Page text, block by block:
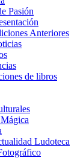
Pasión
Anteriores
de libros
Ludoteca